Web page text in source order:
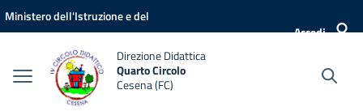
Vai ai contenuti
Vai al menu di navigazione
Vai al footer
Ministero dell'Istruzione e del
Accedi
Direzione Didattica
Quarto Circolo
Cesena (FC)